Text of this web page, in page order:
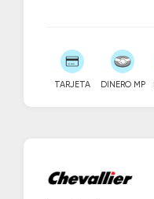
TARJETA DINERO MP